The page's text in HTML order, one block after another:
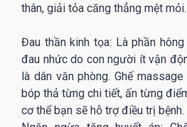
thân, giải tỏa căng thẳng mệt mỏi.
Đau thần kinh tọa: Là phần
đau nhức do con người ít vận
là dân văn phòng. Ghế
bóp thả từng chi tiết, ấn từng
cơ thể bạn sẽ hỗ trợ điều trị bệnh.